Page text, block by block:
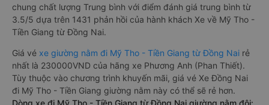
chung chất lượng Trung bình với điểm đánh giá trung bình từ
3.5/5 dựa trên 1431 phản hồi của hành khách Xe về Mỹ Tho -
Tiền Giang từ Đồng Nai.
Giá vé xe giường nằm đi Mỹ Tho - Tiền Giang từ Đồng Nai rẻ
nhất là 230000VND của hãng xe Phương Anh (Phan Thiết).
Tùy thuộc vào chương trình khuyến mãi, giá vé Xe Đồng Nai
đi Mỹ Tho - Tiền Giang giường nằm này có thể sẽ rẻ hơn.
Dòng xe đi Mỹ Tho - Tiền Giang từ Đồng Nai giường nằm đôi: